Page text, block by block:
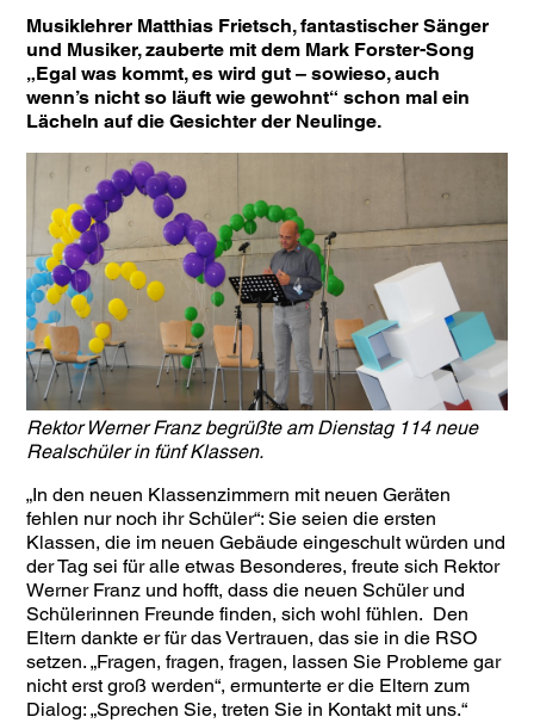
Musiklehrer Matthias Frietsch, fantastischer Sänger
und Musiker, zauberte mit dem Mark Forster-Song
„Egal was kommt, es wird gut – sowieso, auch
wenn’s nicht so läuft wie gewohnt“ schon mal ein
Lächeln auf die Gesichter der Neulinge.
Rektor Werner Franz begrüßte am Dienstag 114 neue
Realschüler in fünf Klassen.
„In den neuen Klassenzimmern mit neuen Geräten
fehlen nur noch ihr Schüler“: Sie seien die ersten
Klassen, die im neuen Gebäude eingeschult würden und
der Tag sei für alle etwas Besonderes, freute sich Rektor
Werner Franz und hofft, dass die neuen Schüler und
Schülerinnen Freunde finden, sich wohl fühlen. Den
Eltern dankte er für das Vertrauen, das sie in die RSO
setzen. „Fragen, fragen, fragen, lassen Sie Probleme gar
nicht erst groß werden“, ermunterte er die Eltern zum
Dialog: „Sprechen Sie, treten Sie in Kontakt mit uns.“